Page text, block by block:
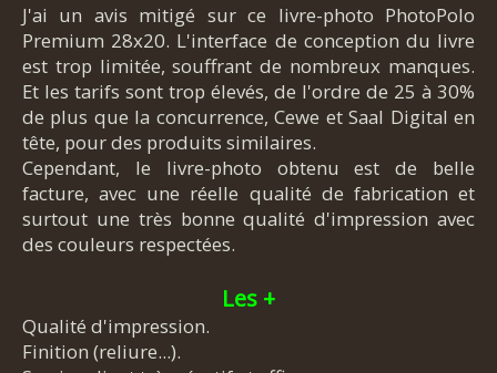
J'ai un avis mitigé sur ce livre-photo PhotoPolo
Premium 28x20. L'interface de conception du livre
est trop limitée, souffrant de nombreux manques.
Et les tarifs sont trop élevés, de l'ordre de 25 à 30%
de plus que la concurrence, Cewe et Saal Digital en
tête, pour des produits similaires.
Cependant, le livre-photo obtenu est de belle
facture, avec une réelle qualité de fabrication et
surtout une très bonne qualité d'impression avec
des couleurs respectées.
Les +
Qualité d'impression.
Finition (reliure...).